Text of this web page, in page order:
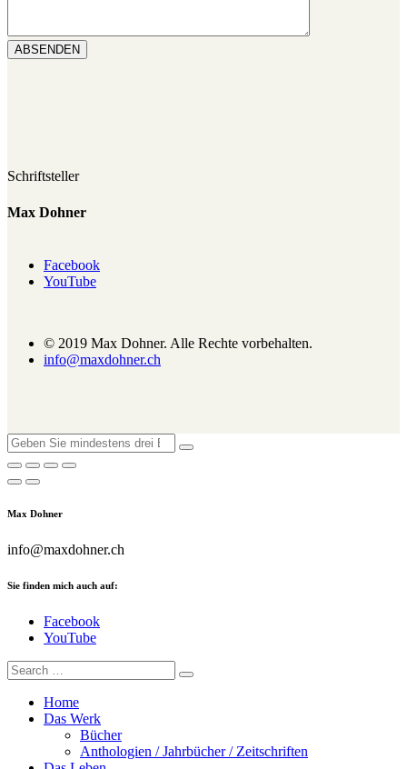
ABSENDEN
Schriftsteller
Max Dohner
Facebook
YouTube
© 2019 Max Dohner. Alle Rechte vorbehalten.
info@maxdohner.ch
Max Dohner
info@maxdohner.ch
Sie finden mich auch auf:
Facebook
YouTube
Home
Das Werk
Bücher
Anthologien / Jahrbücher / Zeitschriften